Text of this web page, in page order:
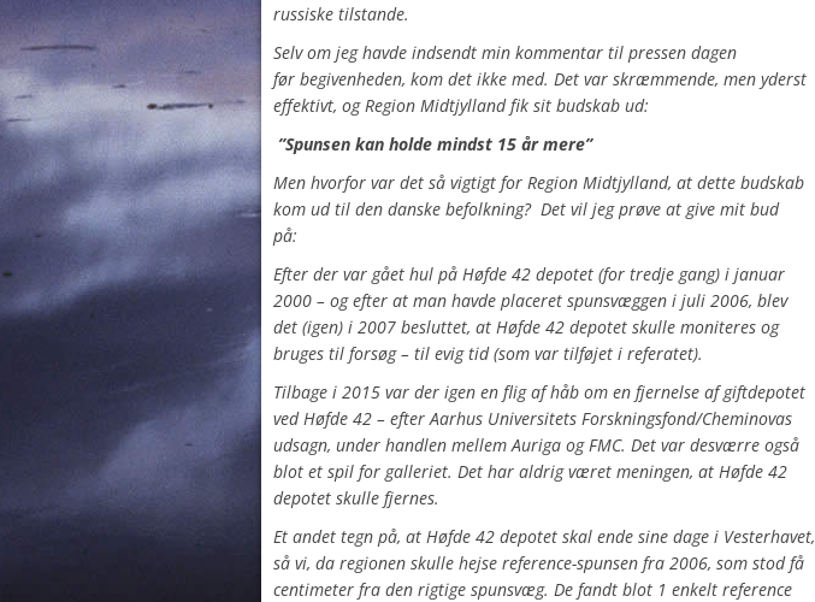
russiske tilstande.
Selv om jeg havde indsendt min kommentar til pressen dagen
før begivenheden, kom det ikke med. Det var skræmmende, men yderst
effektivt, og Region Midtjylland fik sit budskab ud:
”Spunsen kan holde mindst 15 år mere”
Men hvorfor var det så vigtigt for Region Midtjylland, at dette budskab
kom ud til den danske befolkning? Det vil jeg prøve at give mit bud
på:
Efter der var gået hul på Høfde 42 depotet (for tredje gang) i januar
2000 – og efter at man havde placeret spunsvæggen i juli 2006, blev
det (igen) i 2007 besluttet, at Høfde 42 depotet skulle moniteres og
bruges til forsøg – til evig tid (som var tilføjet i referatet).
Tilbage i 2015 var der igen en flig af håb om en fjernelse af giftdepotet
ved Høfde 42 – efter Aarhus Universitets Forskningsfond/Cheminovas
udsagn, under handlen mellem Auriga og FMC. Det var desværre også
blot et spil for galleriet. Det har aldrig været meningen, at Høfde 42
depotet skulle fjernes.
Et andet tegn på, at Høfde 42 depotet skal ende sine dage i Vesterhavet,
så vi, da regionen skulle hejse reference-spunsen fra 2006, som stod få
centimeter fra den rigtige spunsvæg. De fandt blot 1 enkelt reference